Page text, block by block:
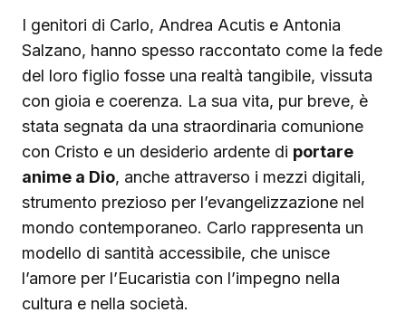
I genitori di Carlo, Andrea Acutis e Antonia
Salzano, hanno spesso raccontato come la fede
del loro figlio fosse una realtà tangibile, vissuta
con gioia e coerenza. La sua vita, pur breve, è
stata segnata da una straordinaria comunione
con Cristo e un desiderio ardente di portare
anime a Dio, anche attraverso i mezzi digitali,
strumento prezioso per l’evangelizzazione nel
mondo contemporaneo. Carlo rappresenta un
modello di santità accessibile, che unisce
l’amore per l’Eucaristia con l’impegno nella
cultura e nella società.